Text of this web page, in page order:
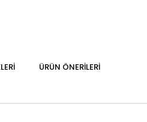
ÜRÜN ÖNERILERI